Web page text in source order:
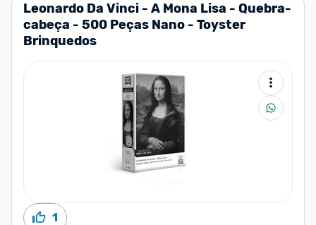
Leonardo Da Vinci - A Mona Lisa - Quebra-
cabeça - 500 Peças Nano - Toyster
Brinquedos
1